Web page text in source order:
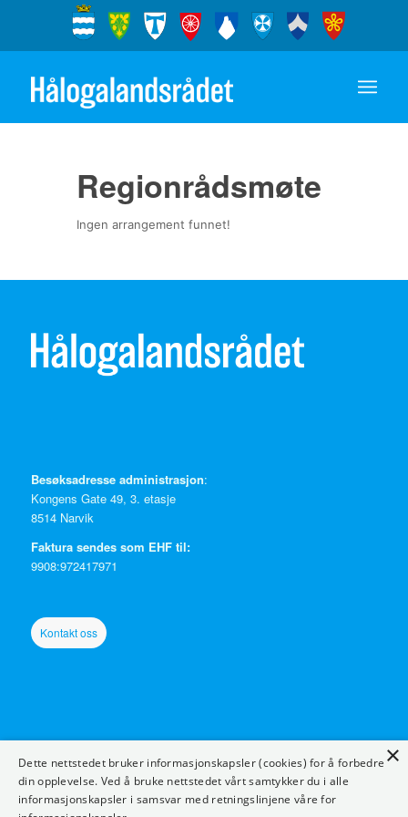
Regionrådsmøte
Ingen arrangement funnet!
Besøksadresse administrasjon:
Kongens Gate 49, 3. etasje
8514 Narvik
Faktura sendes som EHF til:
9908:972417971
Kontakt oss
Twitterkurs
×
Dette nettstedet bruker informasjonskapsler (cookies) for å forbedre
din opplevelse. Ved å bruke nettstedet vårt samtykker du i alle
informasjonskapsler i samsvar med retningslinjene våre for